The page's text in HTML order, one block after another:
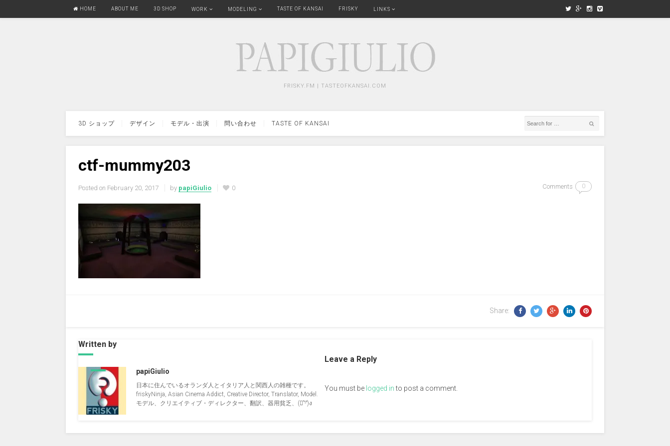
HOME ABOUT ME 3D SHOP WORK MODELING TASTE OF KANSAI FRISKY LINKS
FRISKY.FM | TASTEOFKANSAI.COM
3D ショップ デザイン モデル・出演 問い合わせ TASTE OF KANSAI
ctf-mummy203
Posted on February 20, 2017 by papiGiulio 0 Comments 0
Share:
Written by
papiGiulio
日本に住んでいるオランダ人とイタリア人と関西人の雑種です。
friskyNinja, Asian Cinema Addict, Creative Director, Translator, Model.
モデル、クリエイティブ・ディレクター、翻訳、器用貧乏、(ง︡'-'︠)ง
Leave a Reply
You must be logged into post a comment.